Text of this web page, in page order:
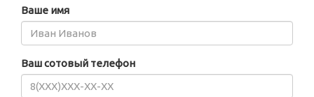
Ваше имя
Ваш сотовый телефон